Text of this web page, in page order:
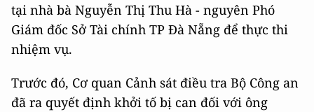
tại nhà bà Nguyễn Thị Thu Hà - nguyên Phó
Giám đốc Sở Tài chính TP Đà Nẵng để thực thi
nhiệm vụ.
Trước đó, Cơ quan Cảnh sát điều tra Bộ Công an
đã ra quyết định khởi tố bị can đối với ông